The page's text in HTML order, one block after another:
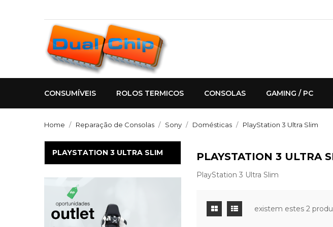
CONSUMÍVEIS ROLOS TERMICOS CONSOLAS GAMING / PC
Home Reparação de Consolas Sony Domésticas PlayStation 3 Ultra Slim
PLAYSTATION 3 ULTRA SLIM PLAYSTATION 3 ULTRA
PlayStation 3 Ultra Slim
existem estes 2